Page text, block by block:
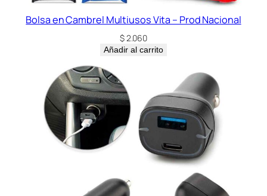
Bolsa en Cambrel Multiusos Vita – Prod Nacional
$2.060
Añadir al carrito